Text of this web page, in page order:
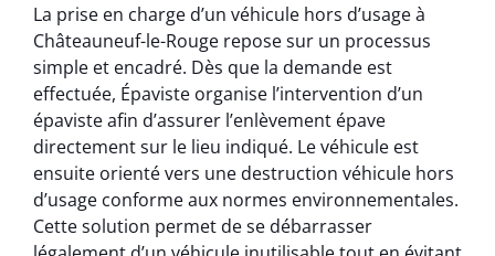
La prise en charge d’un véhicule hors d’usage à
Châteauneuf-le-Rouge repose sur un processus
simple et encadré. Dès que la demande est
effectuée, Épaviste organise l’intervention d’un
épaviste afin d’assurer l’enlèvement épave
directement sur le lieu indiqué. Le véhicule est
ensuite orienté vers une destruction véhicule hors
d’usage conforme aux normes environnementales.
Cette solution permet de se débarrasser